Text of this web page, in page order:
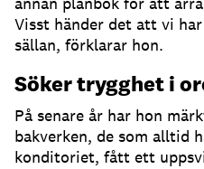
Visst händer det att vi
sällan, förklarar hon.
Söker trygghet i
På senare år har hon
bakverken, de som alltid
konditoriet, fått ett